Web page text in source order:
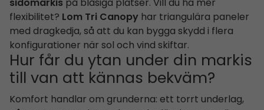
sidomarkis på blåsiga platser. Vill du ha mer
flexibilitet? Lom Tri Canopyhar triangulära paneler
med dragkedja, så att du kan bygga skydd i flera
konfigurationer när sol och vind skiftar.
Hur får du ytan under din markis
till van att kännas bekväm?
Komfort handlar om grunderna: ett torrt underlag,